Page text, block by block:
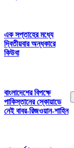
এক সপ্তাহের মধ্যে
দ্বিতীয়বার অন্ধকারে
কিউবা
বাংলাদেশের বিপক্ষে
পাকিস্তানের স্কোয়াডে
নেই বাবর-রিজওয়ান-শাহিন